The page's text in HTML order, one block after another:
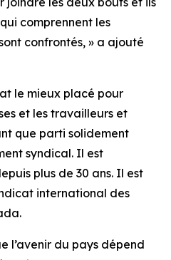
comprennent les
confrontés, » a ajouté
le mieux placé pour
et les travailleurs et
que parti solidement
syndical. Il est
plus de 30 ans. Il est
international des
l’avenir du pays dépend